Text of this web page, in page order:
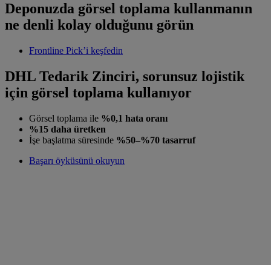
Deponuzda görsel toplama kullanmanın
ne denli kolay olduğunu görün
Frontline Pick’i keşfedin
DHL Tedarik Zinciri, sorunsuz lojistik
için görsel toplama kullanıyor
Görsel toplama ile %0,1 hata oranı
%15 daha üretken
İşe başlatma süresinde %50–%70 tasarruf
Başarı öyküsünü okuyun